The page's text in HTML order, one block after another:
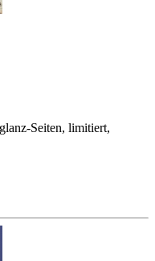
Seiten, limitiert,